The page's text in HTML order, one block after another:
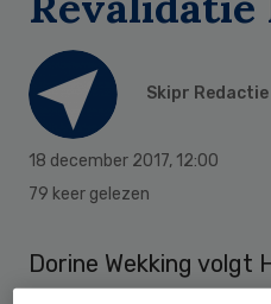
Skipr Redactie
18 december 2017, 12:00
79 keer gelezen
Dorine Wekking volgt